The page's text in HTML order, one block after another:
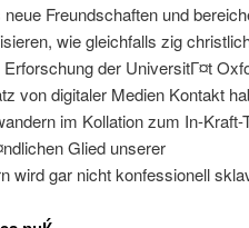
Freundschaften und
wie gleichfalls zig
der UniversitГ¤t
von digitaler Medien Kontakt
im Kollation zum In-Kraft-
Glied unserer
wird gar nicht konfessionell